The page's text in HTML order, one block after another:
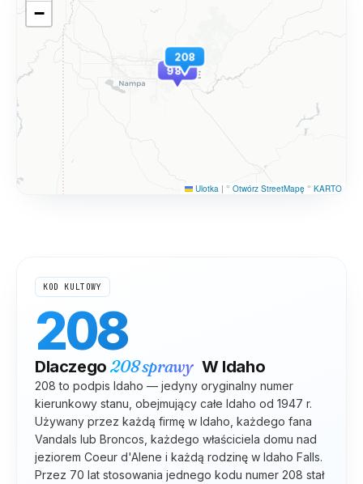
208
986
−
Ulotka | © Otwórz StreetMapę © KARTO
KOD KULTOWY
208
Dlaczego208sprawy W Idaho
208 to podpis Idaho — jedyny oryginalny numer
kierunkowy stanu, obejmujący całe Idaho od 1947 r.
Używany przez każdą firmę w Idaho, każdego fana
Vandals lub Broncos, każdego właściciela domu nad
jeziorem Coeur d'Alene i każdą rodzinę w Idaho Falls.
Przez 70 lat stosowania jednego kodu numer 208 stał